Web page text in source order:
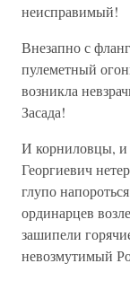
неисправимый!
Внезапно с
пулеметный
возникла
Засада!
И корниловцы, и
Георгиевич
глупо
ординарцев
зашипели
невозмутимый